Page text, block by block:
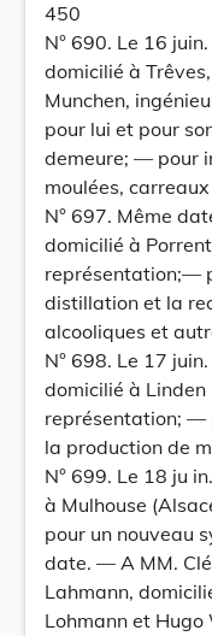
450
N° 690. Le 16
domicilié à
Munchen,
pour lui et pour
demeure; — pour
moulées,
N° 697. Même
domicilié à
représentation;—
distillation et la
alcooliques et
N° 698. Le 17
domicilié à Linden
représentation; —
la production de
N° 699. Le 18 ju
à Mulhouse
pour un nouveau
date. — A MM.
Lahmann,
Lohmann et